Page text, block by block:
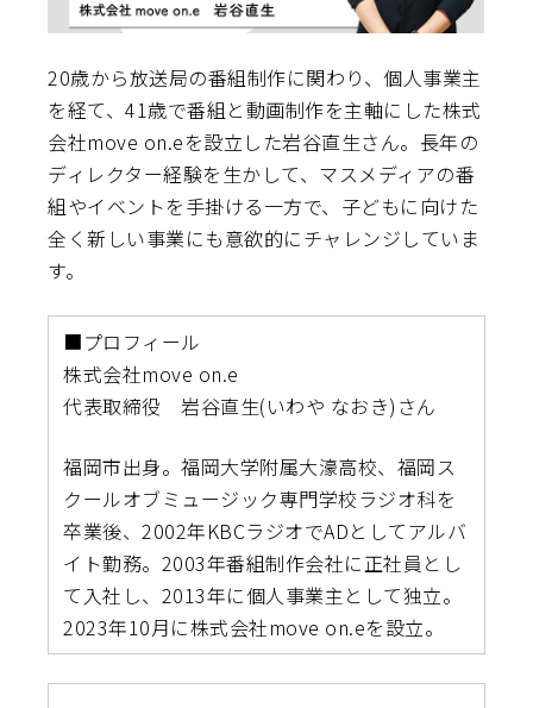
20歳から放送局の番組制作に関わり、個人事業主
を経て、41歳で番組と動画制作を主軸にした株式
会社move on.eを設立した岩谷直生さん。長年の
ディレクター経験を生かして、マスメディアの番
組やイベントを手掛ける一方で、子どもに向けた
全く新しい事業にも意欲的にチャレンジしていま
す。
■プロフィール
株式会社move on.e
代表取締役 岩谷直生(いわや なおき)さん
福岡市出身。福岡大学附属大濠高校、福岡ス
クールオブミュージック専門学校ラジオ科を
卒業後、2002年KBCラジオでADとしてアルバ
イト勤務。2003年番組制作会社に正社員とし
て入社し、2013年に個人事業主として独立。
2023年10月に株式会社move on.eを設立。